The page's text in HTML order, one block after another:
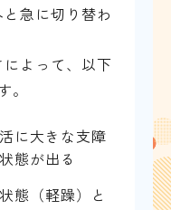
急に切り替わ
よって、以下
に大きな支障
態が出る
態（軽躁）と